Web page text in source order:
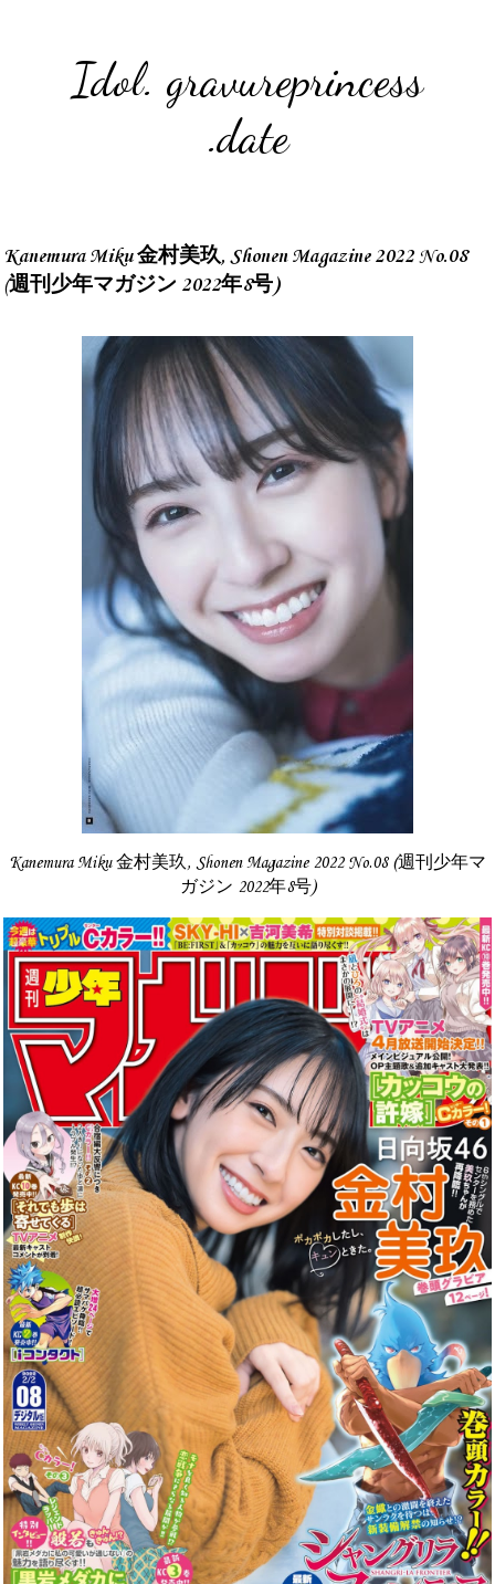
Idol. gravureprincess
.date
Kanemura Miku 金村美玖, Shonen Magazine 2022 No.08
(週刊少年マガジン 2022年8号)
Kanemura Miku 金村美玖, Shonen Magazine 2022 No.08 (週刊少年マ
ガジン 2022年8号)